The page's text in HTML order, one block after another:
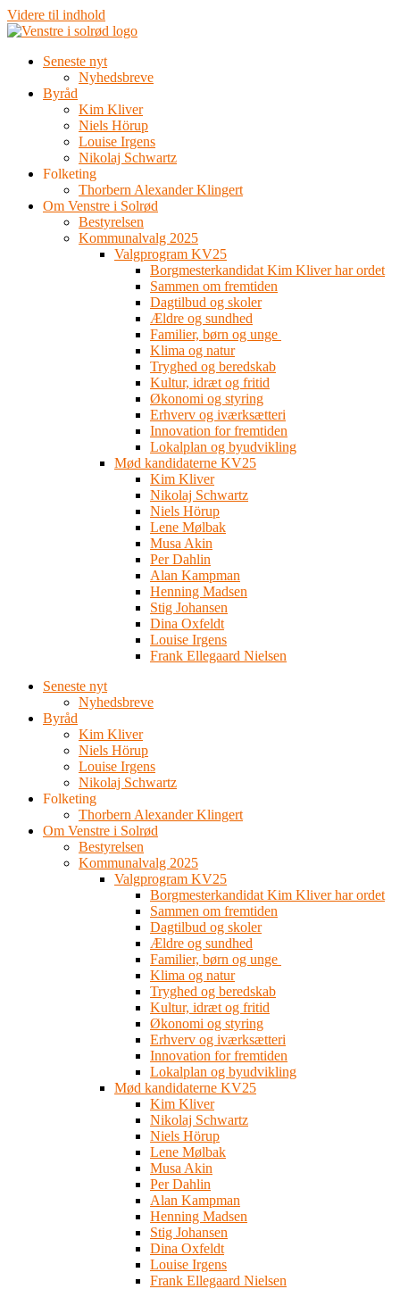
Videre til indhold
Seneste nyt
Nyhedsbreve
Byråd
Kim Kliver
Niels Hörup
Louise Irgens
Nikolaj Schwartz
Folketing
Thorbern Alexander Klingert
Om Venstre i Solrød
Bestyrelsen
Kommunalvalg 2025
Valgprogram KV25
Borgmesterkandidat Kim Kliver har ordet
Sammen om fremtiden
Dagtilbud og skoler
Ældre og sundhed
Familier, børn og unge
Klima og natur
Tryghed og beredskab
Kultur, idræt og fritid
Økonomi og styring
Erhverv og iværksætteri
Innovation for fremtiden
Lokalplan og byudvikling
Mød kandidaterne KV25
Kim Kliver
Nikolaj Schwartz
Niels Hörup
Lene Mølbak
Musa Akin
Per Dahlin
Alan Kampman
Henning Madsen
Stig Johansen
Dina Oxfeldt
Louise Irgens
Frank Ellegaard Nielsen
Seneste nyt
Nyhedsbreve
Byråd
Kim Kliver
Niels Hörup
Louise Irgens
Nikolaj Schwartz
Folketing
Thorbern Alexander Klingert
Om Venstre i Solrød
Bestyrelsen
Kommunalvalg 2025
Valgprogram KV25
Borgmesterkandidat Kim Kliver har ordet
Sammen om fremtiden
Dagtilbud og skoler
Ældre og sundhed
Familier, børn og unge
Klima og natur
Tryghed og beredskab
Kultur, idræt og fritid
Økonomi og styring
Erhverv og iværksætteri
Innovation for fremtiden
Lokalplan og byudvikling
Mød kandidaterne KV25
Kim Kliver
Nikolaj Schwartz
Niels Hörup
Lene Mølbak
Musa Akin
Per Dahlin
Alan Kampman
Henning Madsen
Stig Johansen
Dina Oxfeldt
Louise Irgens
Frank Ellegaard Nielsen